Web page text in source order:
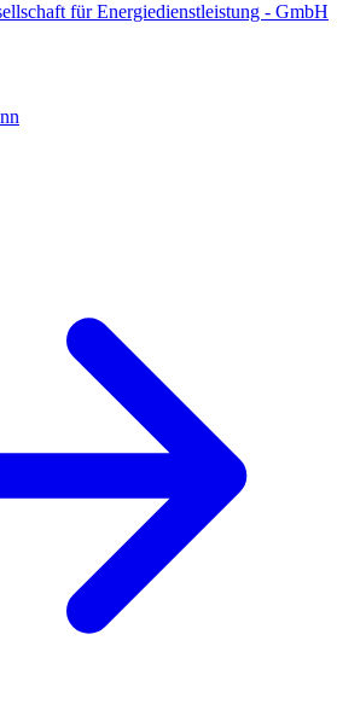
für Energiedienstleistung - GmbH